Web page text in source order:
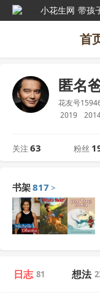
小花生网 带孩
首
匿名
花友号
2019
关注 63 粉丝
书架817 >
日志 81 想法